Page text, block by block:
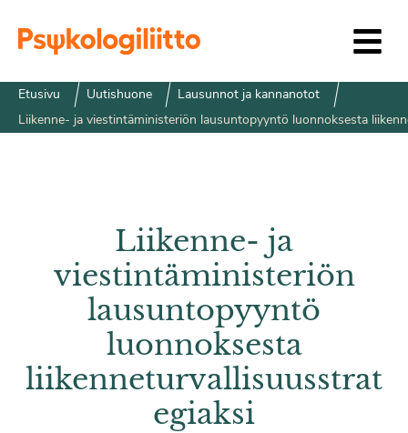
Etusivu Uutishuone
Lausunnot ja kannanotot
Liikenne- ja viestintäministeriön lausuntopyyntö luonnoksesta
Liikenne- ja
viestintäministeriön
lausuntopyyntö
luonnoksesta
liikenneturvallisuusstrat
egiaksi